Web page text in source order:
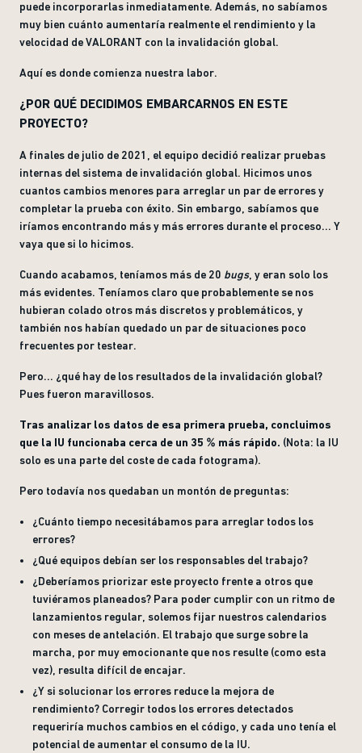
puede incorporarlas inmediatamente. Además, no sabíamos
muy bien cuánto aumentaría realmente el rendimiento y la
velocidad de VALORANT con la invalidación global.
Aquí es donde comienza nuestra labor.
¿POR QUÉ DECIDIMOS EMBARCARNOS EN ESTE
PROYECTO?
A finales de julio de 2021, el equipo decidió realizar pruebas
internas del sistema de invalidación global. Hicimos unos
cuantos cambios menores para arreglar un par de errores y
completar la prueba con éxito. Sin embargo, sabíamos que
iríamos encontrando más y más errores durante el proceso... Y
vaya que si lo hicimos.
Cuando acabamos, teníamos más de 20 bugs, y eran solo los
más evidentes. Teníamos claro que probablemente se nos
hubieran colado otros más discretos y problemáticos, y
también nos habían quedado un par de situaciones poco
frecuentes por testear.
Pero... ¿qué hay de los resultados de la invalidación global?
Pues fueron maravillosos.
Tras analizar los datos de esa primera prueba, concluimos
que la IU funcionaba cerca de un 35 % más rápido. (Nota: la IU
solo es una parte del coste de cada fotograma).
Pero todavía nos quedaban un montón de preguntas:
¿Cuánto tiempo necesitábamos para arreglar todos los
errores?
¿Qué equipos debían ser los responsables del trabajo?
¿Deberíamos priorizar este proyecto frente a otros que
tuviéramos planeados? Para poder cumplir con un ritmo de
lanzamientos regular, solemos fijar nuestros calendarios
con meses de antelación. El trabajo que surge sobre la
marcha, por muy emocionante que nos resulte (como esta
vez), resulta difícil de encajar.
¿Y si solucionar los errores reduce la mejora de
rendimiento? Corregir todos los errores detectados
requeriría muchos cambios en el código, y cada uno tenía el
potencial de aumentar el consumo de la IU.